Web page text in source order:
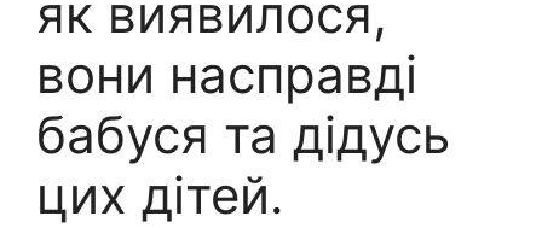
як виявилося,
вони насправді
бабуся та дідусь
цих дітей.